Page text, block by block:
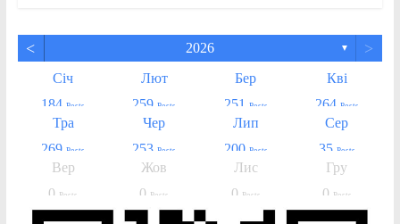
< 2026 ▼ >
Січ
184 Posts
Лют
259 Posts
Бер
251
Posts
Кві
264 Posts
Тра
269 Posts
Чер
253 Posts
Лип
200 Posts
Сер
35 Posts
Вер
0 Posts
Жов
0 Posts
Лис
0 Posts
Гру
0 Posts